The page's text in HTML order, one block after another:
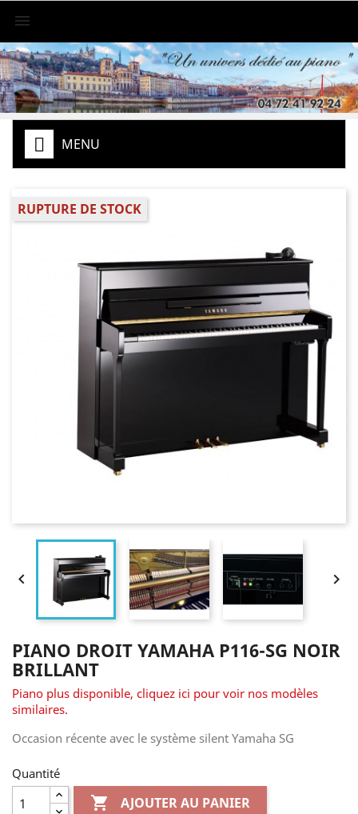

MENU
RUPTURE DE STOCK
 
PIANO DROIT YAMAHA P116-SG NOIR
BRILLANT
Piano plus disponible, cliquez ici pour voir nos modèles
similaires.
Occasion récente avec le système silent Yamaha SG
Quantité
 AJOUTER AU PANIER